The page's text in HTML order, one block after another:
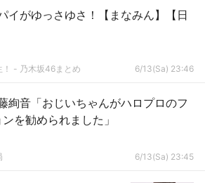
イがゆっさゆさ！【まなみん】【日
！ - 乃木坂46まとめ 6/13(Sa) 23:46
絢音「おじいちゃんがハロプロのフ
を勧められました」
6/13(Sa) 23:45